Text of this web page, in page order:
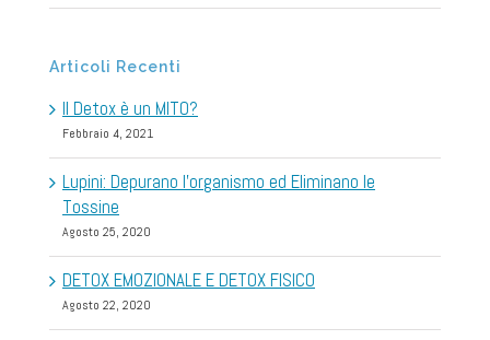
Articoli Recenti
Il Detox è un MITO?
Febbraio 4, 2021
Lupini: Depurano l’organismo ed Eliminano le
Tossine
Agosto 25, 2020
DETOX EMOZIONALE E DETOX FISICO
Agosto 22, 2020